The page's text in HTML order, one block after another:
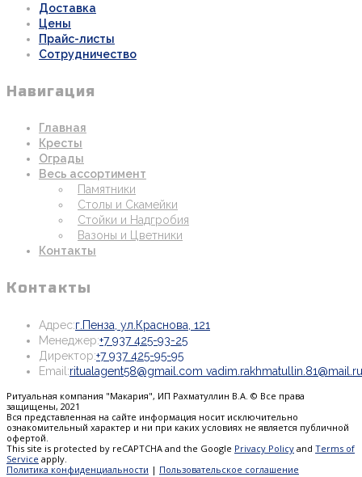
Доставка
Цены
Прайс-листы
Сотрудничество
Навигация
Главная
Кресты
Ограды
Весь ассортимент
Памятники
Столы и Скамейки
Стойки и Надгробия
Вазоны и Цветники
Контакты
Контакты
Адрес:г.Пенза, ул.Краснова, 121
вкладке
Менеджер:+7 937 425-93-25Откроется
вашем
Директор:+7 937 425-95-95Откроется
в
приложении
Email:ritualagent58@gmail.com vadim.rakhmatullin.81@mail.ru
Ритуальная компания "Макария", ИП Рахматуллин В.А. © Все права
защищены, 2021
Вся представленная на сайте информация носит исключительно
ознакомительный характер и ни при каких условиях не является публичной
офертой.
This site is protected by reCAPTCHA and the Google Privacy Policy and Terms of
Service apply.
Политика конфиденциальности | Пользовательское соглашение